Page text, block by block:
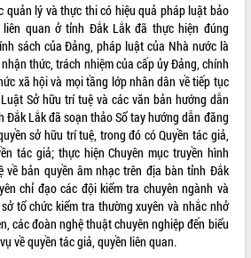
quản lý và thực thi có hiệu quả pháp luật bảo
quan ở tỉnh Đắk Lắk đã thực hiện đúng
sách của Đảng, pháp luật của Nhà nước là
thức, trách nhiệm của cấp ủy Đảng, chính
xã hội và mọi tầng lớp nhân dân về tiếp tục
Sở hữu trí tuệ và các văn bản hướng dẫn
Đắk Lắk đã soạn thảo Sổ tay hướng dẫn đăng
sở hữu trí tuệ, trong đó có Quyền tác giả,
tác giả; thực hiện Chuyên mục truyền hình
về bản quyền âm nhạc trên địa bàn tỉnh Đắk
chỉ đạo các đội kiểm tra chuyên ngành và
tổ chức kiểm tra thường xuyên và nhắc nhở
các đoàn nghệ thuật chuyên nghiệp đến biểu
về quyền tác giả, quyền liên quan.